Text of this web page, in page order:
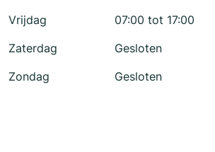
Vrijdag
07:00 tot 17:00
Zaterdag
Gesloten
Zondag
Gesloten